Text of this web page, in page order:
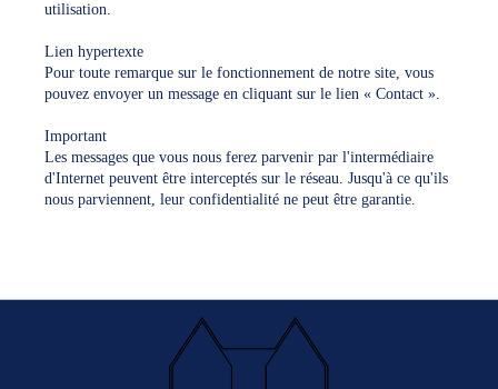
utilisation.
Lien hypertexte
Pour toute remarque sur le fonctionnement de notre site, vous
pouvez envoyer un message en cliquant sur le lien « Contact ».
Important
Les messages que vous nous ferez parvenir par l'intermédiaire
d'Internet peuvent être interceptés sur le réseau. Jusqu'à ce qu'ils
nous parviennent, leur confidentialité ne peut être garantie.